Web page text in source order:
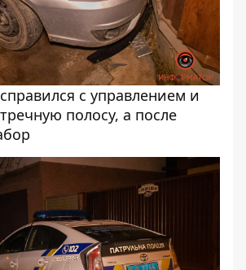
с управлением и
полосу, а после